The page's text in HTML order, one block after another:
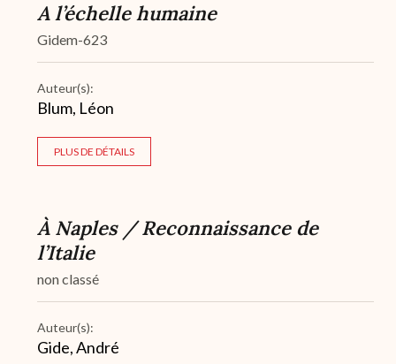
A l’échelle humaine
Gidem-623
Auteur(s):
Blum, Léon
PLUS DE DÉTAILS
À Naples / Reconnaissance de
l’Italie
non classé
Auteur(s):
Gide, André